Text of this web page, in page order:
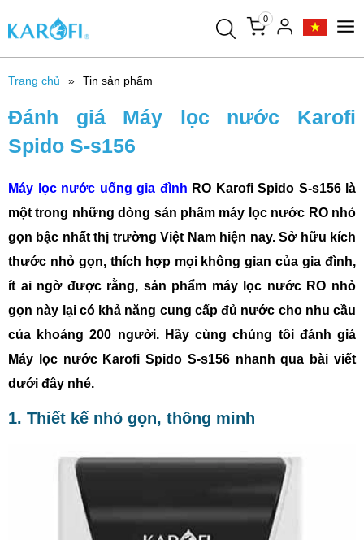
0
Trang chủ Tin sản phẩm
Đánh giá Máy lọc nước Karofi
Spido S-s156
Máy lọc nước uống gia đình RO Karofi Spido S-s156 là
một trong những dòng sản phấm máy lọc nước RO nhỏ
gọn bậc nhất thị trường Việt Nam hiện nay. Sở hữu kích
thước nhỏ gọn, thích hợp mọi không gian của gia đình,
ít ai ngờ được rằng, sản phẩm máy lọc nước RO nhỏ
gọn này lại có khả năng cung cấp đủ nước cho nhu cầu
của khoảng 200 người. Hãy cùng chúng tôi đánh giá
Máy lọc nước Karofi Spido S-s156 nhanh qua bài viết
dưới đây nhé.
1. Thiết kế nhỏ gọn, thông minh